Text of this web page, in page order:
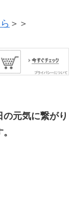
＞＞
元気に繋がり